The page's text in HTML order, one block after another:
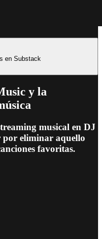
en Substack
y la
musical en DJ
por eliminar aquello
favoritas.